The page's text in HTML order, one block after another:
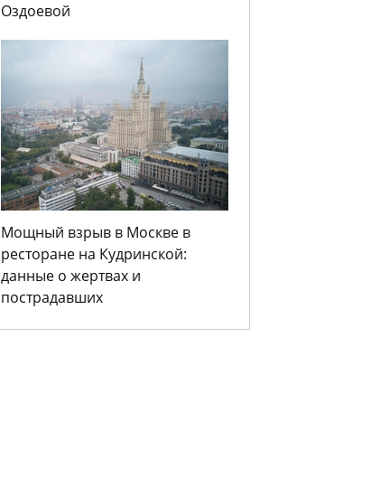
Оздоевой
Мощный взрыв в Москве в
ресторане на Кудринской:
данные о жертвах и
пострадавших